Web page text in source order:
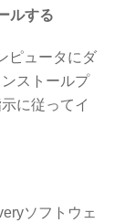
ルする
ピュータにダ
ストールプ
に従ってイ
ソフトウェ